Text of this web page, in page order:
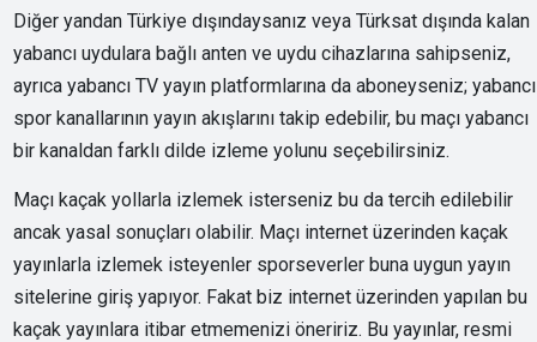
Diğer yandan Türkiye dışındaysanız veya Türksat dışında kalan
yabancı uydulara bağlı anten ve uydu cihazlarına sahipseniz,
ayrıca yabancı TV yayın platformlarına da aboneyseniz; yabancı
spor kanallarının yayın akışlarını takip edebilir, bu maçı yabancı
bir kanaldan farklı dilde izleme yolunu seçebilirsiniz.
Maçı kaçak yollarla izlemek isterseniz bu da tercih edilebilir
ancak yasal sonuçları olabilir. Maçı internet üzerinden kaçak
yayınlarla izlemek isteyenler sporseverler buna uygun yayın
sitelerine giriş yapıyor. Fakat biz internet üzerinden yapılan bu
kaçak yayınlara itibar etmemenizi öneririz. Bu yayınlar, resmi